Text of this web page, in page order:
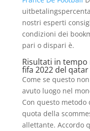
nostri esperti
condizioni dei
pari o dispari è.
Risultati in
fifa 2022 del qatar
Come se questo
avuto luogo nel
Con questo metodo
quota della
allettante. Accordo